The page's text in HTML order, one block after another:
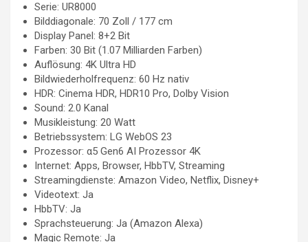
Serie: UR8000
Bilddiagonale: 70 Zoll / 177 cm
Display Panel: 8+2 Bit
Farben: 30 Bit (1.07 Milliarden Farben)
Auflösung: 4K Ultra HD
Bildwiederholfrequenz: 60 Hz nativ
HDR: Cinema HDR, HDR10 Pro, Dolby Vision
Sound: 2.0 Kanal
Musikleistung: 20 Watt
Betriebssystem: LG WebOS 23
Prozessor: α5 Gen6 AI Prozessor 4K
Internet: Apps, Browser, HbbTV, Streaming
Streamingdienste: Amazon Video, Netflix, Disney+
Videotext: Ja
HbbTV: Ja
Sprachsteuerung: Ja (Amazon Alexa)
Magic Remote: Ja